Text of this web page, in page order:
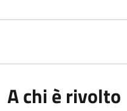
A chi è rivolto